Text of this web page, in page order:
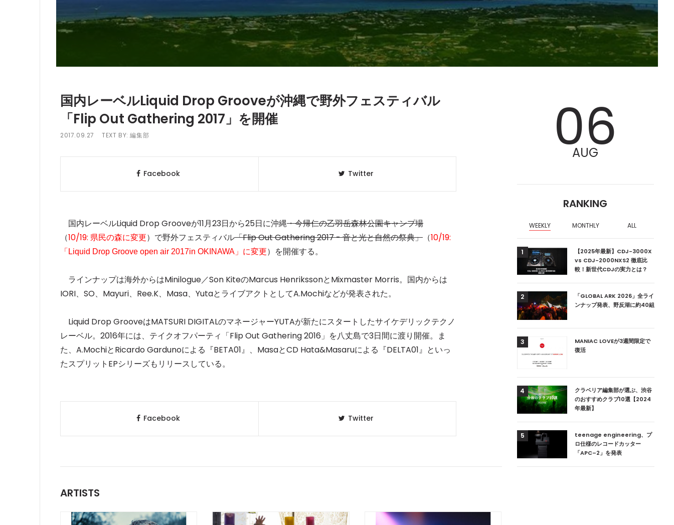
国内レーベルLiquid Drop Grooveが沖縄で野外フェスティバル
「Flip Out Gathering 2017」を開催
2017.09.27 TEXT BY:編集部
Facebook Twitter
国内レーベルLiquid Drop Grooveが11月23日から25日に沖縄・今帰仁の乙羽岳森林公園キャンプ場
（10/19: 県民の森に変更）で野外フェスティバル「Flip Out Gathering 2017 - 音と光と自然の祭典」 （10/19:
「 Liquid Drop Groove open air 2017in OKINAWA」に変更）を開催する。
ラインナップは海外からはMinilogue／Son KiteのMarcus HenrikssonとMixmaster Morris。国内からは
IORI、SO、Mayuri、Ree.K、Masa、YutaとライブアクトとしてA.Mochiなどが発表された。
Liquid Drop GrooveはMATSURI DIGITALのマネージャーYUTAが新たにスタートしたサイケデリックテクノ
レーベル。2016年には、テイクオフパーティ「Flip Out Gathering 2016」を八丈島で3日間に渡り開催。ま
た、A.MochiとRicardo Gardunoによる『BETA01』、MasaとCD Hata&Masaruによる『DELTA01』といっ
たスプリットEPシリーズもリリースしている。
Facebook Twitter
ARTISTS
06
AUG
RANKING
WEEKLY MONTHLY ALL
2
セレブ御用達、ニューヨークの
クラブが日本上陸！ 「1 OAK
を発表
1
【2025年最新】CDJ-3000X
vs CDJ-2000NXS2 徹底比
較！新世代CDJの実力とは？
2
「GLOBAL ARK 2026」全ライ
ンナップ発表、野反湖に約40組
3
MANIAC LOVEが3週間限定で
復活
4
クラベリア編集部が選ぶ、渋谷
のおすすめクラブ10選【2024
年最新】
5
teenage engineering、プ
ロ仕様のレコードカッター
「APC–2」を発表